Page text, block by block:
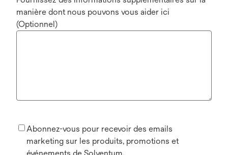
manière dont nous pouvons vous aider ici
(Optionnel)
Abonnez-vous pour recevoir des emails
marketing sur les produits, promotions et
événements de Solventum.